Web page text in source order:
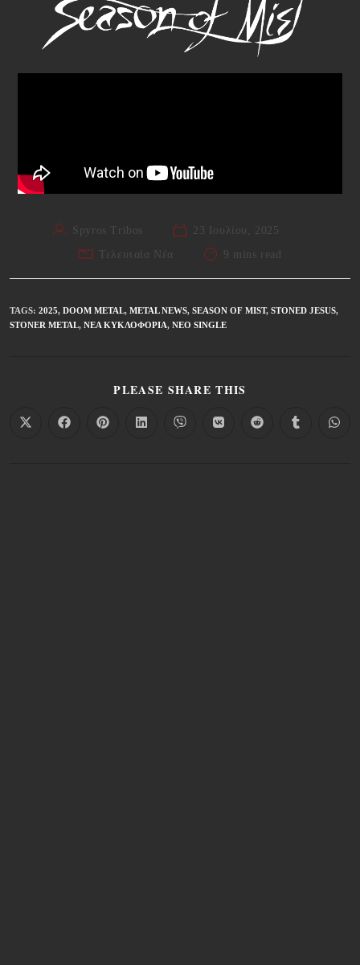
Spyros Tribos
23 Ιουλίου, 2025
Τελευταία Νέα
9 mins read
TAGS: 2025, DOOM METAL, METAL NEWS, SEASON OF MIST, STONED JESUS,
STONER METAL, ΝΈΑ ΚΥΚΛΟΦΟΡΊΑ, ΝΈΟ SINGLE
PLEASE SHARE THIS